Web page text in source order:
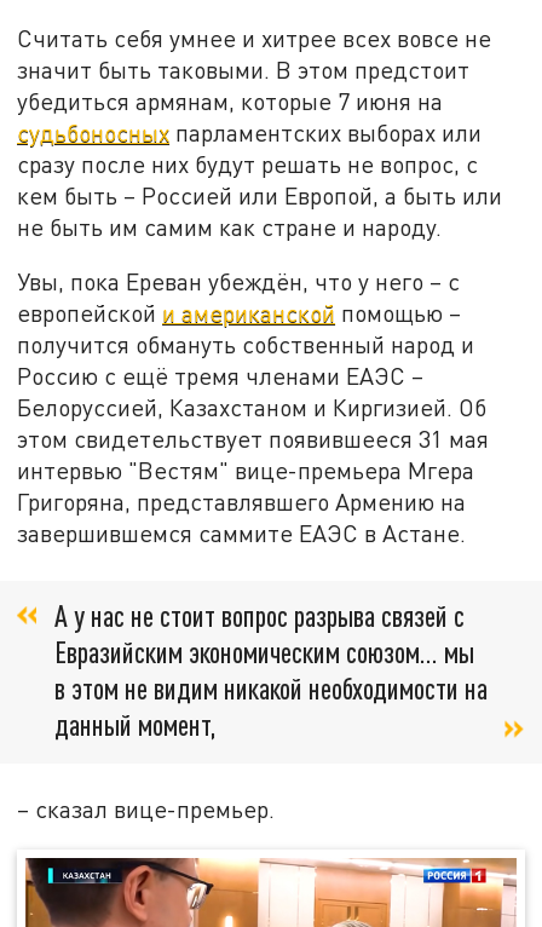
Считать себя умнее и хитрее всех вовсе не
значит быть таковыми. В этом предстоит
убедиться армянам, которые 7 июня на
судьбоносных парламентских выборах или
сразу после них будут решать не вопрос, с
кем быть – Россией или Европой, а быть или
не быть им самим как стране и народу.
Увы, пока Ереван убеждён, что у него – с
европейской и американской помощью –
получится обмануть собственный народ и
Россию с ещё тремя членами ЕАЭС –
Белоруссией, Казахстаном и Киргизией. Об
этом свидетельствует появившееся 31 мая
интервью "Вестям" вице-премьера Мгера
Григоряна, представлявшего Армению на
завершившемся саммите ЕАЭС в Астане.
А у нас не стоит вопрос разрыва связей с
Евразийским экономическим союзом… мы
в этом не видим никакой необходимости на
данный момент,
– сказал вице-премьер.